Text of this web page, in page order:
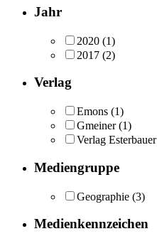
Jahr
2020 (1)
2017 (2)
Verlag
Emons (1)
Gmeiner (1)
Verlag Esterbauer
Mediengruppe
Geographie (3)
Medienkennzeichen